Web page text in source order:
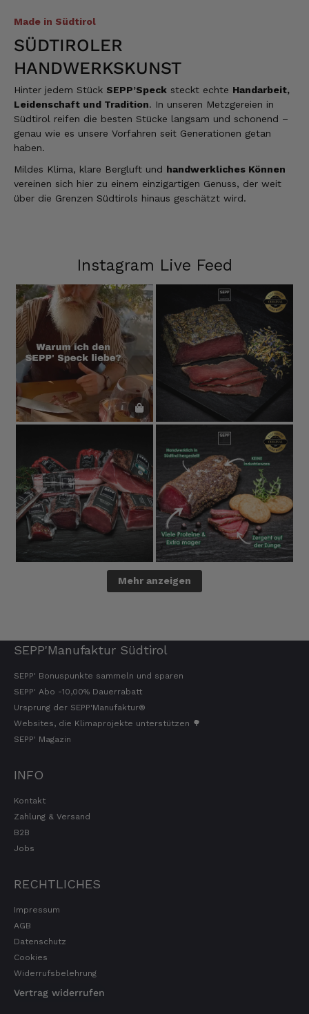
Made in Südtirol
SÜDTIROLER
HANDWERKSKUNST
Hinter jedem Stück SEPP’Speck steckt echte Handarbeit,
Leidenschaft und Tradition. In unseren Metzgereien in
Südtirol reifen die besten Stücke langsam und schonend –
genau wie es unsere Vorfahren seit Generationen getan
haben.
Mildes Klima, klare Bergluft und handwerkliches Können
vereinen sich hier zu einem einzigartigen Genuss, der weit
über die Grenzen Südtirols hinaus geschätzt wird.
Instagram Live Feed
Mehr anzeigen
SEPP'Manufaktur Südtirol
SEPP' Bonuspunkte sammeln und sparen
SEPP' Abo -10,00% Dauerrabatt
Ursprung der SEPP'Manufaktur®
Websites, die Klimaprojekte unterstützen 🌳
SEPP' Magazin
INFO
Kontakt
Zahlung & Versand
B2B
Jobs
RECHTLICHES
Impressum
AGB
Datenschutz
Cookies
Widerrufsbelehrung
Vertrag widerrufen